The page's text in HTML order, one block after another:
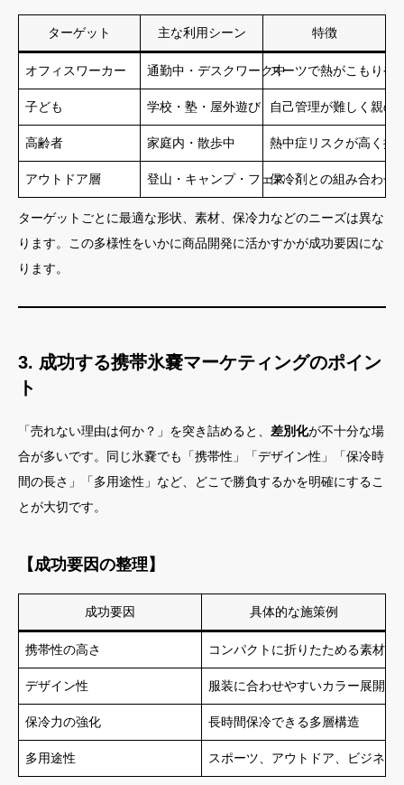
ターゲット 主な利用シーン 特徴
オフィスワーカー 通勤中・デスクワーク中スーツで熱がこもりや
子ども 学校・塾・屋外遊び 自己管理が難しく親の
高齢者 家庭内・散歩中 熱中症リスクが高く携
アウトドア層 登山・キャンプ・フェス保冷剤との組み合わせ
ターゲットごとに最適な形状、素材、保冷力などのニーズは異な
ります。この多様性をいかに商品開発に活かすかが成功要因にな
ります。
3. 成功する携帯氷嚢マーケティングのポイン
ト
「売れない理由は何か？」を突き詰めると、 差別化が不十分な場
合が多いです。同じ氷嚢でも「携帯性」「デザイン性」「保冷時
間の長さ」「多用途性」など、どこで勝負するかを明確にするこ
とが大切です。
【成功要因の整理】
成功要因 具体的な施策例
携帯性の高さ コンパクトに折りたためる素材の
デザイン性 服装に合わせやすいカラー展開
保冷力の強化 長時間保冷できる多層構造
多用途性 スポーツ、アウトドア、ビジネス